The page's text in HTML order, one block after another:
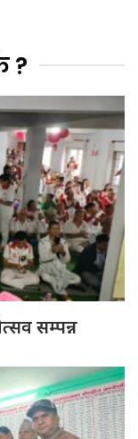
?
सम्पन्न